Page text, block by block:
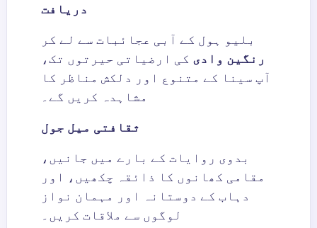
دریافت
بلیو ہول کے آبی عجائبات سے لے کر
رنگین وادی کی ارضیاتی حیرتوں تک،
آپ سینا کے متنوع اور دلکش مناظر کا
مشاہدہ کریں گے۔
ثقافتی میل جول
بدوی روایات کے بارے میں جانیں،
مقامی کھانوں کا ذائقہ چکھیں، اور
دہاب کے دوستانہ اور مہمان نواز
لوگوں سے ملاقات کریں۔